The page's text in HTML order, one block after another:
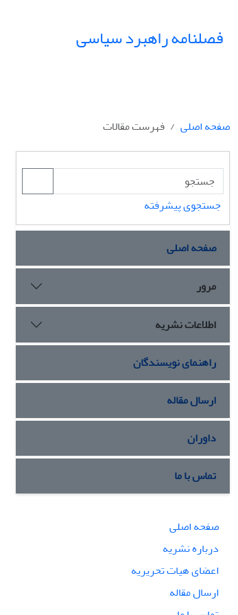
فصلنامه راهبرد سیاسی
صفحه اصلی
فهرست مقالات
جستجوی پیشرفته
صفحه اصلی
مرور
اطلاعات نشریه
راهنمای نویسندگان
ارسال مقاله
داوران
تماس با ما
صفحه اصلی
درباره نشریه
اعضای هیات تحریریه
ارسال مقاله